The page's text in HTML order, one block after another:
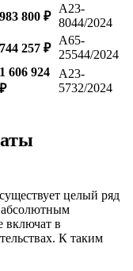
983 800 ₽
А23-
8044/2024
744 257 ₽
А65-
25544/2024
1 606 924
₽
А23-
5732/2024
целый ряд
абсолютным
включат в
К таким